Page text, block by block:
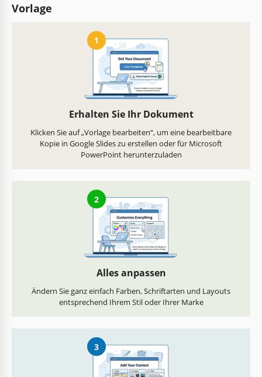
Vorlage
1
Erhalten Sie Ihr Dokument
Klicken Sie auf „Vorlage bearbeiten“, um eine bearbeitbare
Kopie in Google Slides zu erstellen oder für Microsoft
PowerPoint herunterzuladen
2
Alles anpassen
Ändern Sie ganz einfach Farben, Schriftarten und Layouts
entsprechend Ihrem Stil oder Ihrer Marke
3